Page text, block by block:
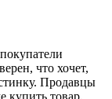
что хочет,
Продавцы
купить товар.